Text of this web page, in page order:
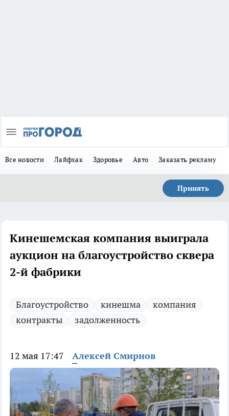
Все новости Лайфхак Здоровье Авто Заказать рекламу
Принять
Кинешемская компания выиграла
аукцион на благоустройство сквера
2-й фабрики
Благоустройство кинешма
компания
контракты
задолженность
12 мая 17:47 Алексей Смирнов